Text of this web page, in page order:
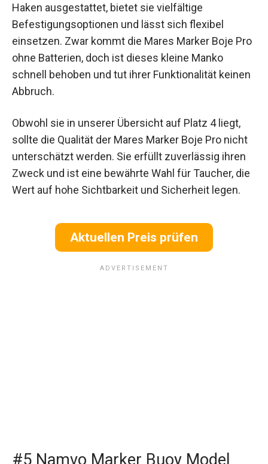
Haken ausgestattet, bietet sie vielfältige
Befestigungsoptionen und lässt sich flexibel
einsetzen. Zwar kommt die Mares Marker Boje Pro
ohne Batterien, doch ist dieses kleine Manko
schnell behoben und tut ihrer Funktionalität keinen
Abbruch.
Obwohl sie in unserer Übersicht auf Platz 4 liegt,
sollte die Qualität der Mares Marker Boje Pro nicht
unterschätzt werden. Sie erfüllt zuverlässig ihren
Zweck und ist eine bewährte Wahl für Taucher, die
Wert auf hohe Sichtbarkeit und Sicherheit legen.
Aktuellen Preis prüfen
#5 Namvo Marker Buoy Model